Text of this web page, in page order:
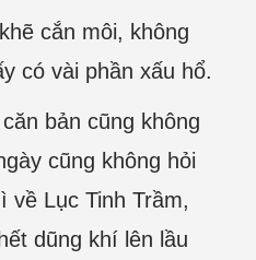
cắn môi, không
có vài phần xấu hổ.
bản cũng không
cũng không hỏi
về Lục Tinh Trầm,
dũng khí lên lầu